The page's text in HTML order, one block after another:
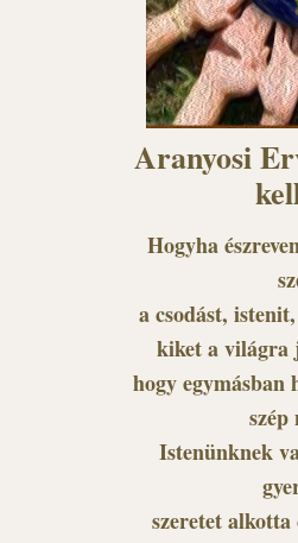
Aranyosi
Hogyha
a csodást,
kiket a világra
hogy
szép
Istenünknek
szeretet alkotta